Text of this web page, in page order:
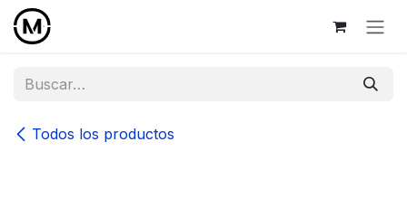
Ir al contenido
Todos los productos